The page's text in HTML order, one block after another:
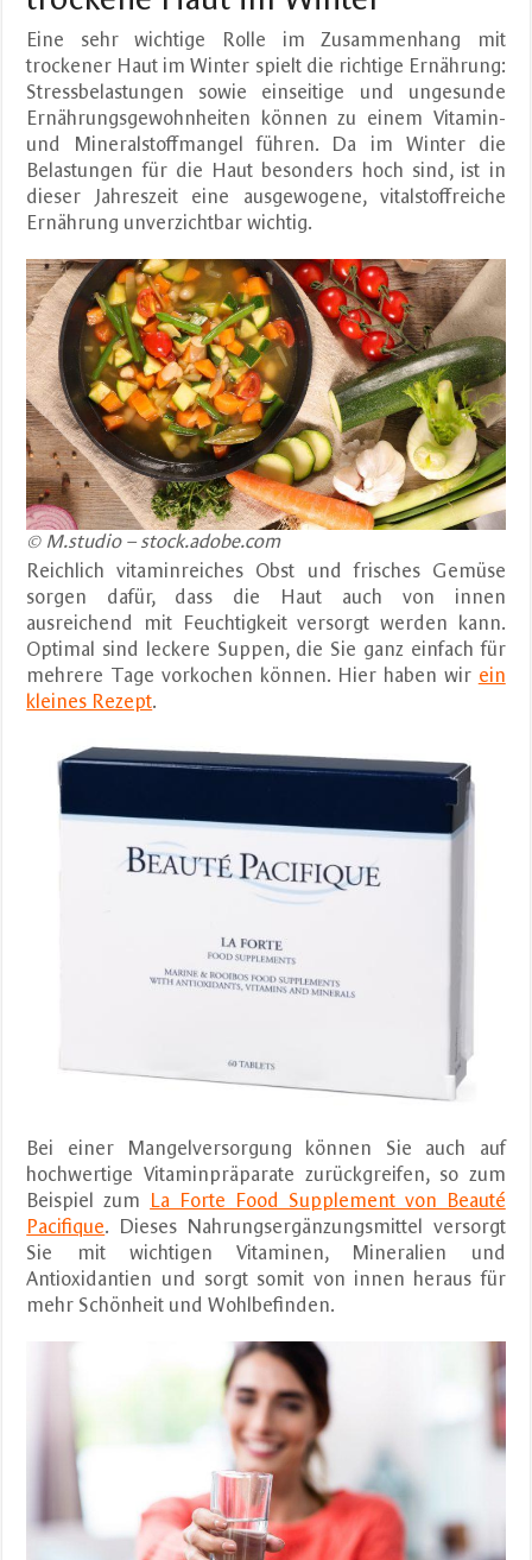
Eine sehr wichtige Rolle im Zusammenhang mit
trockener Haut im Winter spielt die richtige Ernährung:
Stressbelastungen sowie einseitige und ungesunde
Ernährungsgewohnheiten können zu einem Vitamin-
und Mineralstoffmangel führen. Da im Winter die
Belastungen für die Haut besonders hoch sind, ist in
dieser Jahreszeit eine ausgewogene, vitalstoffreiche
Ernährung unverzichtbar wichtig.
© M.studio – stock.adobe.com
Reichlich vitaminreiches Obst und frisches Gemüse
sorgen dafür, dass die Haut auch von innen
ausreichend mit Feuchtigkeit versorgt werden kann.
Optimal sind leckere Suppen, die Sie ganz einfach für
mehrere Tage vorkochen können. Hier haben wir ein
kleines Rezept.
Bei einer Mangelversorgung können Sie auch auf
hochwertige Vitaminpräparate zurückgreifen, so zum
Beispiel zum
La Forte Food Supplement von Beauté
Pacifique. Dieses Nahrungsergänzungsmittel versorgt
Sie mit wichtigen Vitaminen, Mineralien und
Antioxidantien und sorgt somit von innen heraus für
mehr Schönheit und Wohlbefinden.